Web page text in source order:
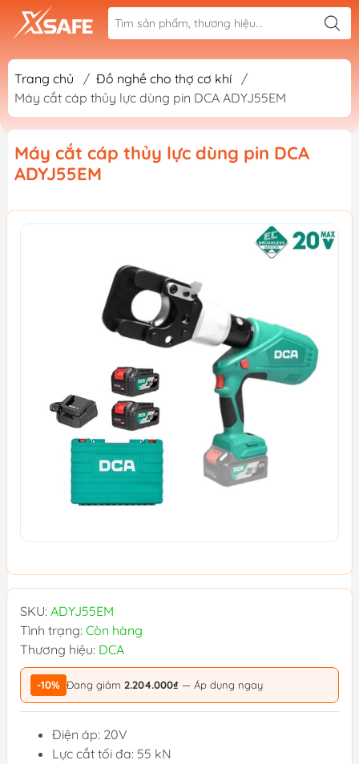
Trang chủ / Đồ nghề cho thợ cơ khí
/
Máy cắt cáp thủy lực dùng pin DCA ADYJ55EM
Máy cắt cáp thủy lực dùng pin DCA
ADYJ55EM
SKU: ADYJ55EM
Tình trạng: Còn hàng
Thương hiệu: DCA
-10% Đang giảm 2.204.000₫ — Áp dụng ngay
Điện áp: 20V
Lực cắt tối đa: 55 kN